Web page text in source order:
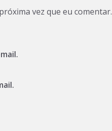
vez que eu comentar.